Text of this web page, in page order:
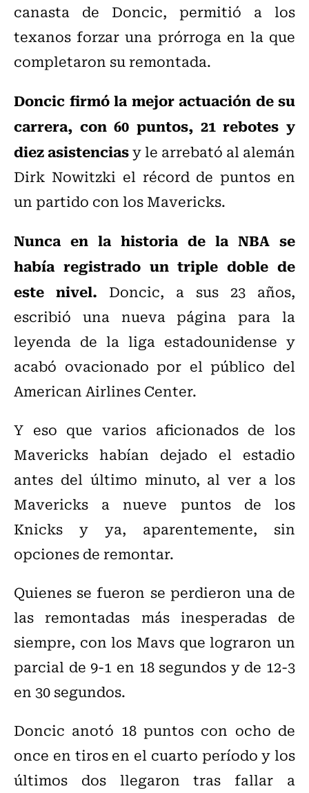
canasta de Doncic, permitió a los
texanos forzar una prórroga en la que
completaron su remontada.
Doncic firmó la mejor actuación de su
carrera, con 60 puntos, 21 rebotes y
diez asistenciasy le arrebató al alemán
Dirk Nowitzki el récord de puntos en
un partido con los Mavericks.
Nunca en la historia de la NBA se
había registrado un triple doble de
este nivel. Doncic, a sus 23 años,
escribió una nueva página para la
leyenda de la liga estadounidense y
acabó ovacionado por el público del
American Airlines Center.
Y eso que varios aficionados de los
Mavericks habían dejado el estadio
antes del último minuto, al ver a los
Mavericks a nueve puntos de los
Knicks y ya, aparentemente, sin
opciones de remontar.
Quienes se fueron se perdieron una de
las remontadas más inesperadas de
siempre, con los Mavs que lograron un
parcial de 9-1 en 18 segundos y de 12-3
en 30 segundos.
Doncic anotó 18 puntos con ocho de
once en tiros en el cuarto período y los
últimos dos llegaron tras fallar a